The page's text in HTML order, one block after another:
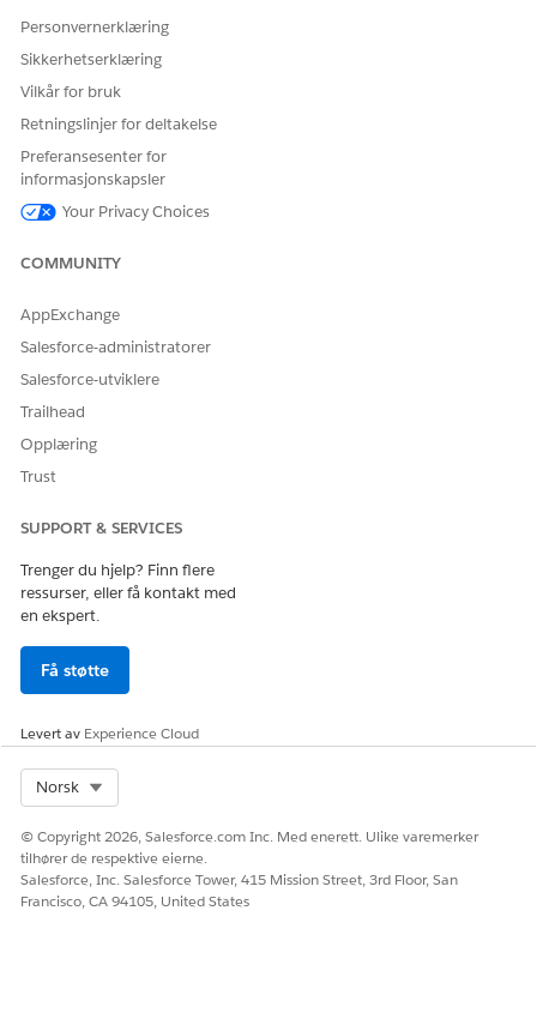
kontosøk.
Hvis du vil tillate søk etter Institution Doctor-kontoer
utenfor deres område, legger du til posttypen Institution
Doctor i listen valgte
Hvis du vil tillate søk etter Institusjonsdoktor-kontoer fra
kontosøkesiden, legger du til posttypen Institusjonsdoktor
i listenvalgtei Preferanser for tilleggssøk.
Lagre endringene.
HJALP DENNE ARTIKKELEN MED Å LØSE PROBLEMET DITT?
La oss få vite det slik at vi kan forbedre!
Personvernerklæring
Sikkerhetserklæring
Vilkår for bruk
Retningslinjer for deltakelse
Preferansesenter for
informasjonskapsler
Your Privacy Choices
COMMUNITY
AppExchange
Salesforce-administratorer
Salesforce-utviklere
Trailhead
Opplæring
Trust
SUPPORT & SERVICES
Trenger du hjelp? Finn flere
ressurser, eller få kontakt med
en ekspert.
Få støtte
Levert av Experience Cloud
Norsk
© Copyright 2026, Salesforce.com Inc. Med enerett. Ulike varemerker
tilhører de respektive eierne.
Salesforce, Inc. Salesforce Tower, 415 Mission Street, 3rd Floor, San
Francisco, CA 94105, United States